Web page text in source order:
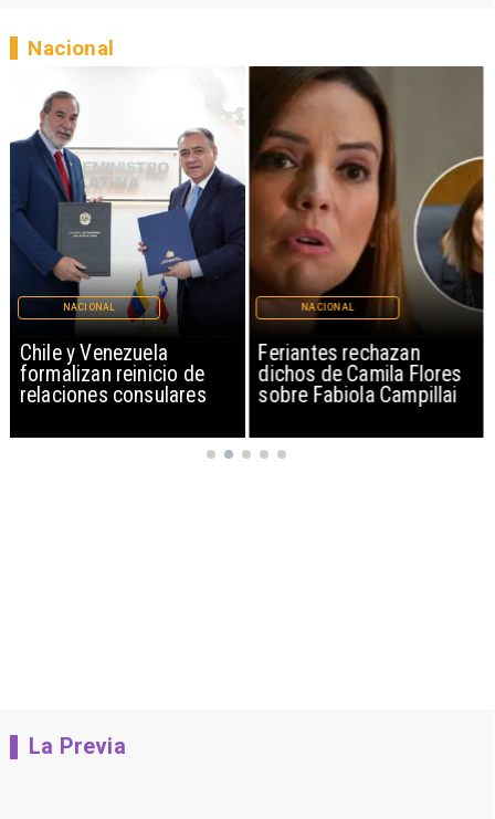
Chile y Venezuela
formalizan reinicio de
relaciones consulares
NACIONAL
Feriantes rechazan
dichos de Camila Flores
sobre Fabiola Campillai
NACIONAL
Nacional
La Previa